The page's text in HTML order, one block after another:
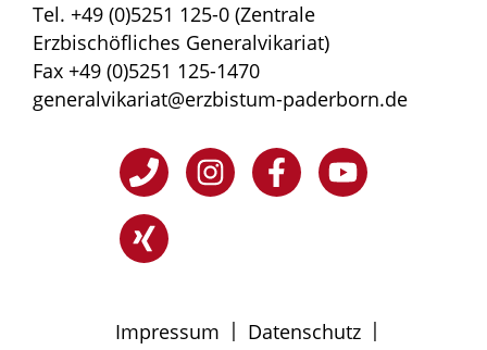
Tel. +49 (0)5251 125-0 (Zentrale
Erzbischöfliches Generalvikariat)
Fax +49 (0)5251 125-1470
generalvikariat@erzbistum-paderborn.de
Impressum | Datenschutz |